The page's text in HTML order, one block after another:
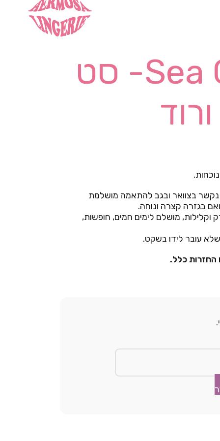
Sea Glow Set- סט
בצוואר ובגב להתאמה מושלמת
בגזרה קצרה ונוחה.
וקלילות, מושלם לימים חמים, חופשות,
עובר לידו בשקט.
החזרות כלל.